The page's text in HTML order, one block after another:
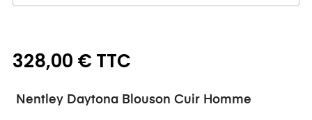
328,00 € TTC
Nentley Daytona Blouson Cuir Homme